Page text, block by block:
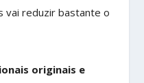
vai reduzir bastante o
originais e